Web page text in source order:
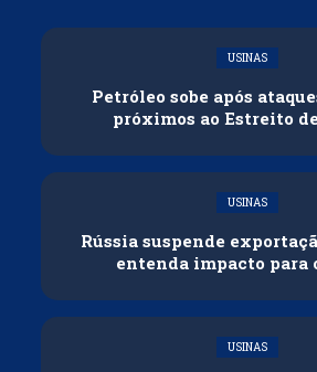
USINAS
Petróleo sobe após
próximos ao Estreito
USINAS
Rússia suspende
entenda impacto para
USINAS